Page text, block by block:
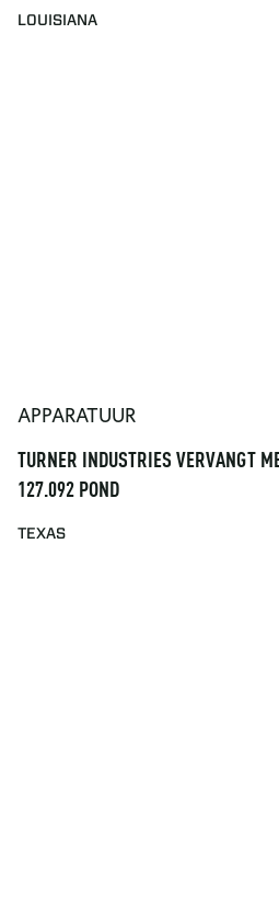
LOUISIANA
APPARATUUR
TURNER INDUSTRIES VERVANGT
127.092 POND
TEXAS